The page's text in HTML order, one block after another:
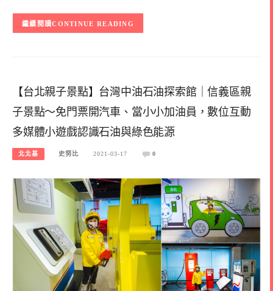
CONTINUE READING
【台北親子景點】台灣中油石油探索館｜信義區親
子景點～免門票開汽車、當小小加油員，數位互動
多媒體小遊戲認識石油與綠色能源
北北基 史努比 2021-03-17 0